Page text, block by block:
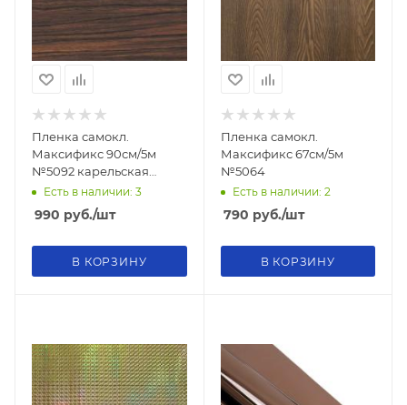
Пленка самокл.
Максификс 90см/5м
№5092 карельская
береза
Есть в наличии: 3
990 руб./шт
В КОРЗИНУ
Пленка самокл.
Максификс 67см/5м
№5064
Есть в наличии: 2
790 руб./шт
В КОРЗИНУ